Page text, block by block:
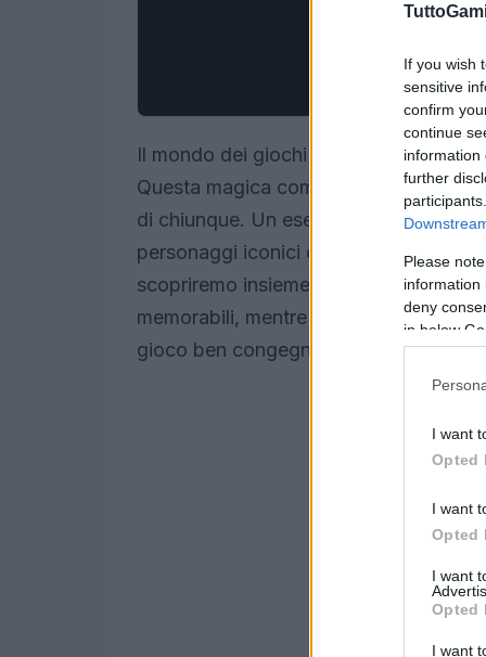
If you wish
sensitive
confirm
continue
information
further
Please
information
deny
in below
I want
Opted
I want
Opted
I want
Opted
I want
Il mondo dei giochi di carte
Questa magica combinazione di
di chiunque. Un esempio
personaggi iconici di
Final Fantasy VI,
scopriremo insieme come utilizzare
memorabili, mentre ripercorriamo le
gioco ben congegnate.